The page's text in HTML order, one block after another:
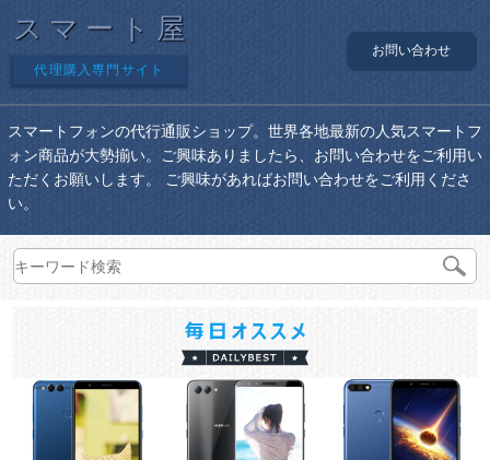
スマート屋
代理購入専門サイト
お問い合わせ
スマートフォンの代行通販ショップ。世界各地最新の人気スマートフ
ォン商品が大勢揃い。ご興味ありましたら、お問い合わせをご利用い
ただくお願いします。 ご興味があればお問い合わせをご利用くださ
い。